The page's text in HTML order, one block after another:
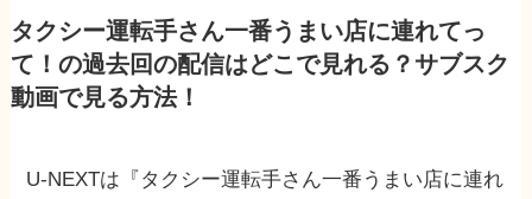
タクシー運転手さん一番うまい店に連れてっ
て！の過去回の配信はどこで見れる？サブスク
動画で見る方法！
U-NEXTは『タクシー運転手さん一番うまい店に連れ